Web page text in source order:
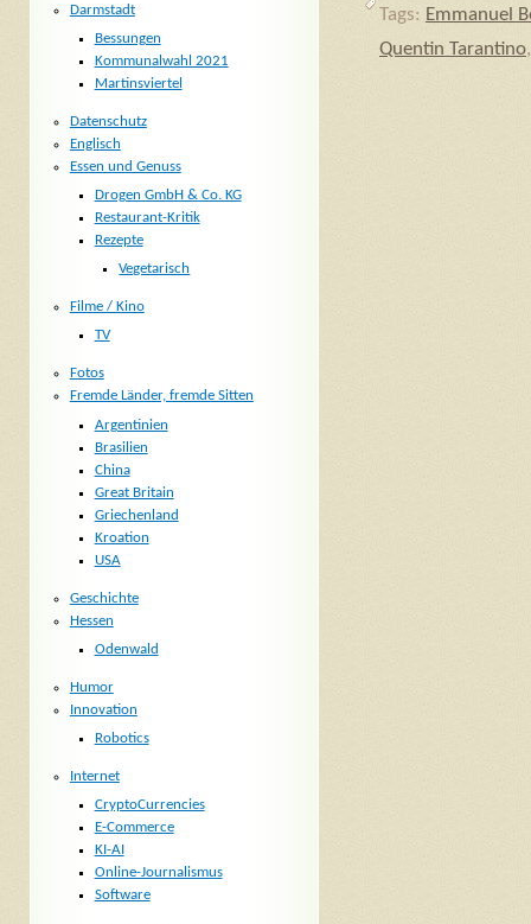
Tags: Emmanuel
Quentin Tarantino
Darmstadt
Bessungen
Kommunalwahl 2021
Martinsviertel
Datenschutz
Englisch
Essen und Genuss
Drogen GmbH & Co. KG
Restaurant-Kritik
Rezepte
Vegetarisch
Filme / Kino
TV
Fotos
Fremde Länder, fremde Sitten
Argentinien
Brasilien
China
Great Britain
Griechenland
Kroation
USA
Geschichte
Hessen
Odenwald
Humor
Innovation
Robotics
Internet
CryptoCurrencies
E-Commerce
KI-AI
Online-Journalismus
Software